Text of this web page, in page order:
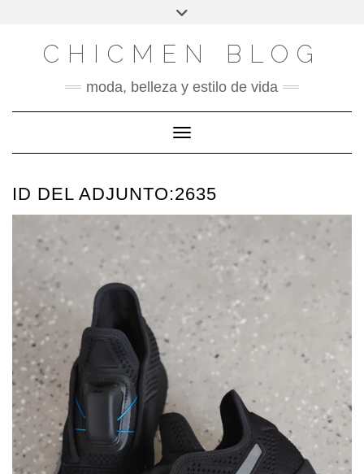
Alternar
cabecera
CHICMEN BLOG
moda, belleza y estilo de vida
Cambiar modo de navegación
ID DEL ADJUNTO:2635